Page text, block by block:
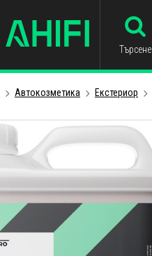
Търсене
Автокозметика Екстериор